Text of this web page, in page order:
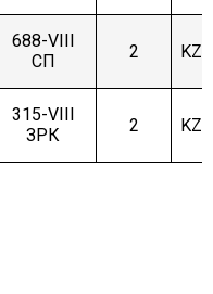
688-VIII
СП
2 KZ/
315-VIII
ЗРК
2 KZ/